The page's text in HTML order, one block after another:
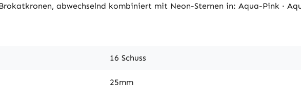
abwechselnd kombiniert mit Neon-Sternen in: Aqua-Pink ·
16 Schuss
25mm